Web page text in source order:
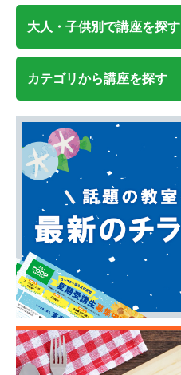
大人・子供別で講座を探す
カテゴリから講座を探す